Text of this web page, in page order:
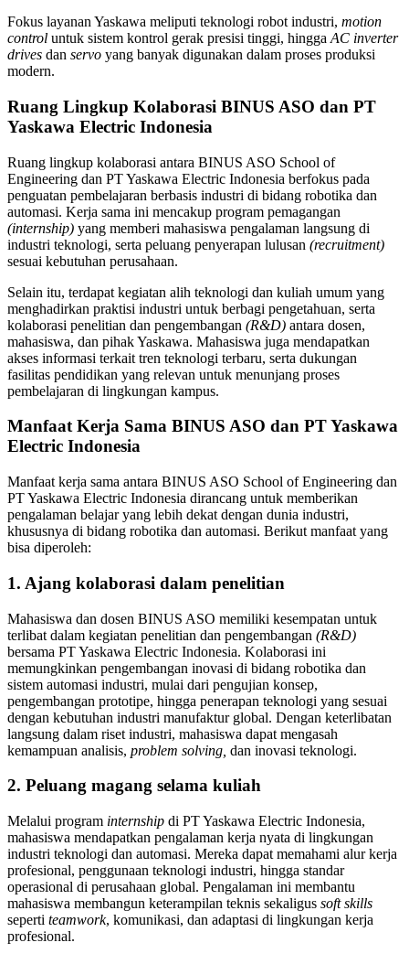
Fokus layanan Yaskawa meliputi teknologi robot industri, motion
control untuk sistem kontrol gerak presisi tinggi, hingga AC inverter
drives dan servo yang banyak digunakan dalam proses produksi
modern.
Ruang Lingkup Kolaborasi BINUS ASO dan PT
Yaskawa Electric Indonesia
Ruang lingkup kolaborasi antara BINUS ASO School of
Engineering dan PT Yaskawa Electric Indonesia berfokus pada
penguatan pembelajaran berbasis industri di bidang robotika dan
automasi. Kerja sama ini mencakup program pemagangan
(internship) yang memberi mahasiswa pengalaman langsung di
industri teknologi, serta peluang penyerapan lulusan (recruitment)
sesuai kebutuhan perusahaan.
Selain itu, terdapat kegiatan alih teknologi dan kuliah umum yang
menghadirkan praktisi industri untuk berbagi pengetahuan, serta
kolaborasi penelitian dan pengembangan (R&D) antara dosen,
mahasiswa, dan pihak Yaskawa. Mahasiswa juga mendapatkan
akses informasi terkait tren teknologi terbaru, serta dukungan
fasilitas pendidikan yang relevan untuk menunjang proses
pembelajaran di lingkungan kampus.
Manfaat Kerja Sama BINUS ASO dan PT Yaskawa
Electric Indonesia
Manfaat kerja sama antara BINUS ASO School of Engineering dan
PT Yaskawa Electric Indonesia dirancang untuk memberikan
pengalaman belajar yang lebih dekat dengan dunia industri,
khususnya di bidang robotika dan automasi. Berikut manfaat yang
bisa diperoleh:
1. Ajang kolaborasi dalam penelitian
Mahasiswa dan dosen BINUS ASO memiliki kesempatan untuk
terlibat dalam kegiatan penelitian dan pengembangan (R&D)
bersama PT Yaskawa Electric Indonesia. Kolaborasi ini
memungkinkan pengembangan inovasi di bidang robotika dan
sistem automasi industri, mulai dari pengujian konsep,
pengembangan prototipe, hingga penerapan teknologi yang sesuai
dengan kebutuhan industri manufaktur global. Dengan keterlibatan
langsung dalam riset industri, mahasiswa dapat mengasah
kemampuan analisis, problem solving, dan inovasi teknologi.
2. Peluang magang selama kuliah
Melalui program internship di PT Yaskawa Electric Indonesia,
mahasiswa mendapatkan pengalaman kerja nyata di lingkungan
industri teknologi dan automasi. Mereka dapat memahami alur kerja
profesional, penggunaan teknologi industri, hingga standar
operasional di perusahaan global. Pengalaman ini membantu
mahasiswa membangun keterampilan teknis sekaligus soft skills
seperti teamwork, komunikasi, dan adaptasi di lingkungan kerja
profesional.